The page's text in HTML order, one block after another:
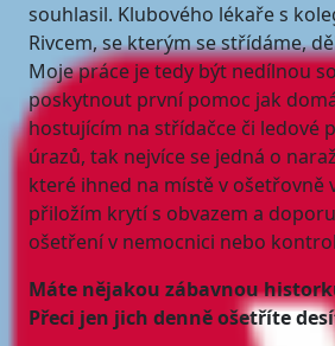
souhlasil. Klubového lékaře s
Rivcem, se kterým se střídáme,
Moje práce je tedy být nedílnou
poskytnout první pomoc jak
hostujícím na střídačce či ledové
úrazů, tak nejvíce se jedná o
které ihned na místě v ošetřovně
přiložím krytí s obvazem a
ošetření v nemocnici nebo
Máte nějakou zábavnou
Přeci jen jich denně ošetříte